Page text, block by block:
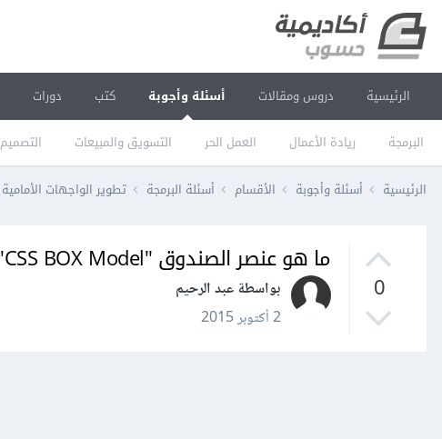
الرئيسية دروس ومقالات أسئلة وأجوبة
البرمجة ريادة الأعمال العمل الحر التسويق والمبيعات التصميم
كتب دورات
الرئيسية أسئلة وأجوبة الأقسام أسئلة البرمجة تطوير الواجهات الأمامية
0
ما هو عنصر الصندوق "CSS BOX Model"؟ و كيف يتم إستخدامه؟
بواسطة عبد الرحيم
2 أكتوبر 2015